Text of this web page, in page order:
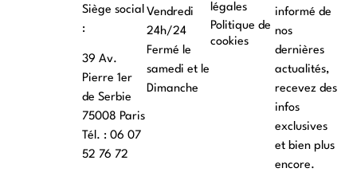
Siège social
:
39 Av.
Pierre 1er
de Serbie
75008 Paris
Tél. : ‭06 07
52 76 72
Vendredi
24h/24
Fermé le
samedi et le
Dimanche
légales
Politique de
cookies
informé de
nos
dernières
actualités,
recevez des
infos
exclusives
et bien plus
encore.